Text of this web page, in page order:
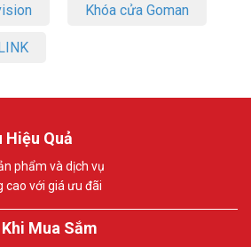
Khóa cửa Goman
Hiệu Quả
phẩm và dịch vụ
cao với giá ưu đãi
Mua Sắm